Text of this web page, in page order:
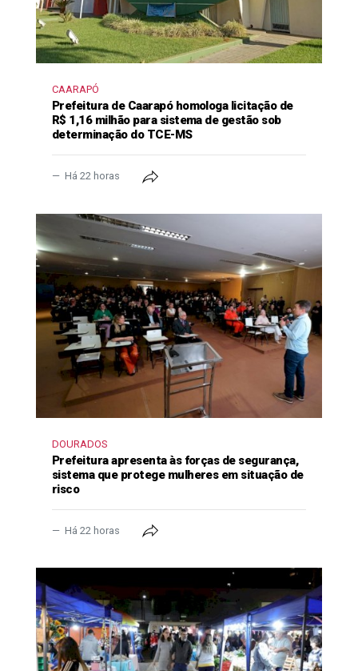
CAARAPÓ
Prefeitura de Caarapó homologa licitação de
R$ 1,16 milhão para sistema de gestão sob
determinação do TCE-MS
Há 22 horas
DOURADOS
Prefeitura apresenta às forças de segurança,
sistema que protege mulheres em situação de
risco
Há 22 horas